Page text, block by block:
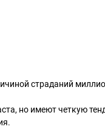
страданий
но имеют четкую